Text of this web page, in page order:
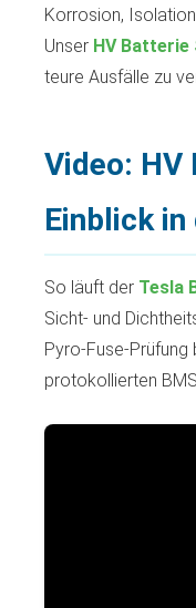
Korrosion,
Unser HV Batterie
teure Ausfälle zu
Video: HV
Einblick
So läuft der Tesla
Sicht- und
Pyro-Fuse-Prüfung
protokollierten